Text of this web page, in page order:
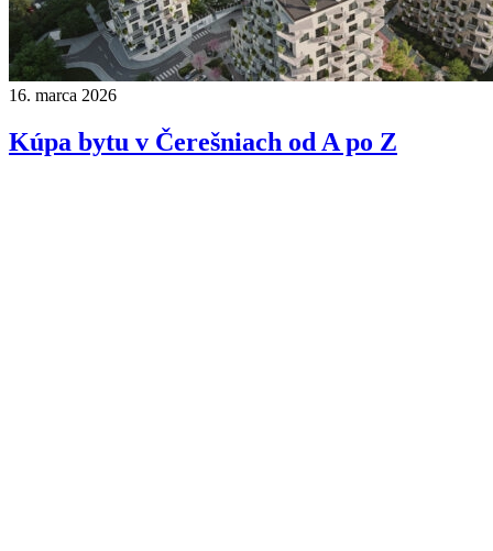
16. marca 2026
Kúpa bytu v Čerešniach od A po Z